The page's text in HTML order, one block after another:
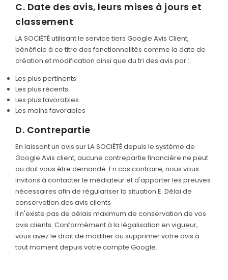
C. Date des avis, leurs mises à jours et
classement
LA SOCIÉTÉ utilisant le service tiers Google Avis Client,
bénéficie à ce titre des fonctionnalités comme la date de
création et modification ainsi que du tri des avis par :
Les plus pertinents
Les plus récents
Les plus favorables
Les moins favorables
D. Contrepartie
En laissant un avis sur LA SOCIÉTÉ depuis le système de
Google Avis client, aucune contrepartie financière ne peut
ou doit vous être demandé. En cas contraire, nous vous
invitons à contacter le médiateur et d'apporter les preuves
nécessaires afin de régulariser la situation.E. Délai de
conservation des avis clients
Il n'existe pas de délais maximum de conservation de vos
avis clients. Conformément à la légalisation en vigueur,
vous avez le droit de modifier ou supprimer votre avis à
tout moment depuis votre compte Google.